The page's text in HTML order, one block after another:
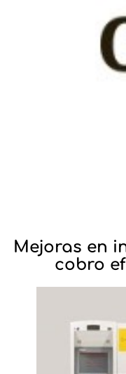
Mejoras en
cobro